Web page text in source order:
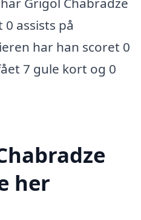
assists på
har han scoret 0
7 gule kort og 0
her